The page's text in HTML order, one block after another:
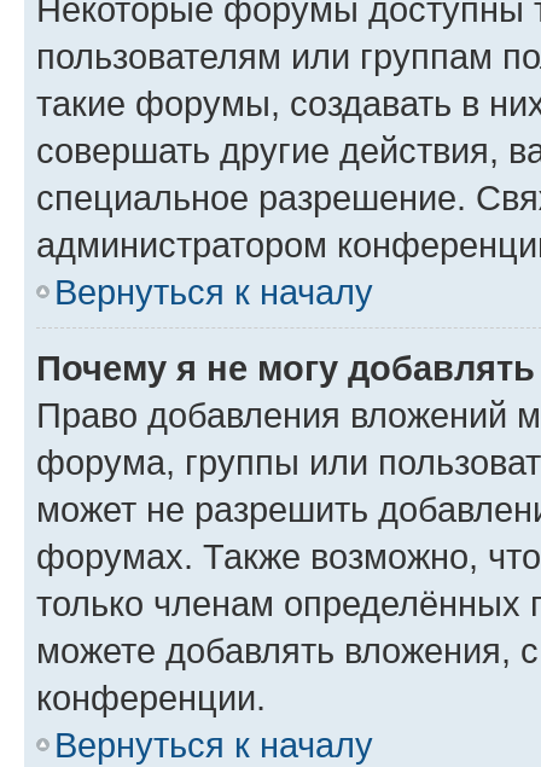
Некоторые форумы доступны
пользователям или группам
такие форумы, создавать в
совершать другие действия,
специальное разрешение.
администратором
Вернуться к началу
Почему я не могу
Право добавления вложений
форума, группы или
может не разрешить
форумах. Также возможно,
только членам определённых
можете добавлять вложения,
конференции.
Вернуться к началу